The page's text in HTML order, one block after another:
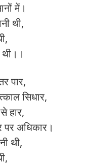
में।
थी,
थी।।
पार,
सिधार,
हार,
पर अधिकार।
थी,